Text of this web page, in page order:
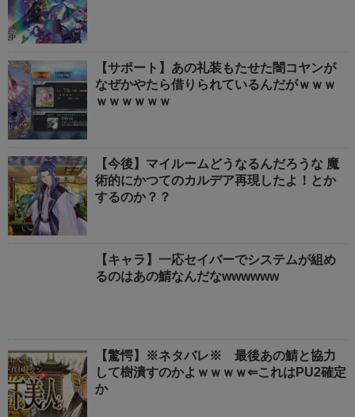
【サポート】あの礼装もたせた闇コヤンが
なぜかやたら借りられているんだがｗｗｗ
ｗｗｗｗｗｗ
【今後】マイルームどうなるんだろうな 魔
術的にかつてのカルデア再現したよ！とか
するのか？？
【キャラ】一応セイバーでシステムが組め
るのはあの鯖なんだなwwwwww
【驚愕】※ネタバレ※ 最後あの鯖と協力
して樹潰すのかよｗｗｗｗ⇐これはPU2確定
か